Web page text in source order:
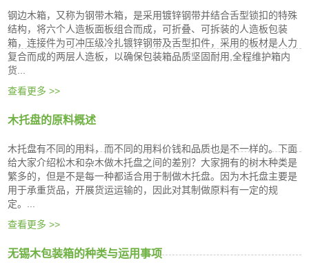
钢边木箱，又称为钢带木箱，是采用镀锌钢带并结合舌型锁扣的特殊
结构，将六个人造板面板组合而成，可折叠、可拆装的人造板包装
箱，连接件为可冲压级冷扎镀锌钢带及舌型扣件，采用的板材是人力
复合而成的两层人造板，以确保包装箱品质坚固耐用,全程维护箱内
货...
查看更多 >>
木托盘的原料概述
木托盘有不同的用料，而不同的用料价钱和品质也是不一样的。下面
给大家介绍松木和杂木做木托盘之间的差别？大家拥有的树木种类是
繁多的，但是不是每一种都适合用于制做木托盘。因为木托盘主要是
用于承重货品，开展货运运输的，因此对其制做原料有一定的规
定。...
查看更多 >>
无锡木包装箱的种类与运用事项